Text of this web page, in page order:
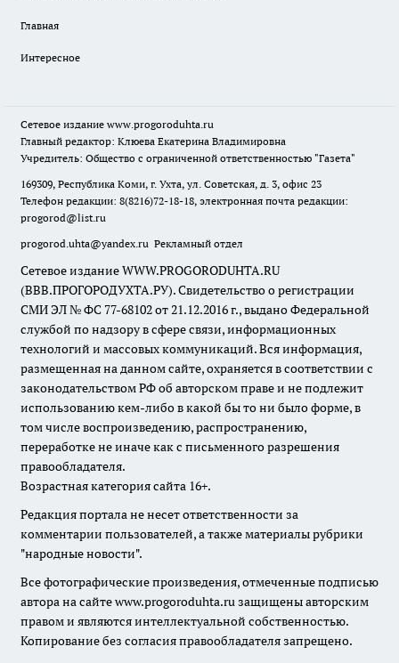
Главная
Интересное
Сетевое издание www.progoroduhta.ru
Главный редактор: Клюева Екатерина Владимировна
Учредитель: Общество с ограниченной ответственностью "Газета"
169309, Республика Коми, г. Ухта, ул. Советская, д. 3, офис 23
Телефон редакции: 8(8216)72-18-18, электронная почта редакции:
progorod@list.ru
progorod.uhta@yandex.ru Рекламный отдел
Сетевое издание WWW.PROGORODUHTA.RU
(ВВВ.ПРОГОРОДУХТА.РУ). Свидетельство о регистрации
СМИ ЭЛ № ФС 77-68102 от 21.12.2016 г., выдано Федеральной
службой по надзору в сфере связи, информационных
технологий и массовых коммуникаций. Вся информация,
размещенная на данном сайте, охраняется в соответствии с
законодательством РФ об авторском праве и не подлежит
использованию кем-либо в какой бы то ни было форме, в
том числе воспроизведению, распространению,
переработке не иначе как с письменного разрешения
правообладателя.
Возрастная категория сайта 16+.
Редакция портала не несет ответственности за
комментарии пользователей, а также материалы рубрики
"народные новости".
Все фотографические произведения, отмеченные подписью
автора на сайте www.progoroduhta.ru защищены авторским
правом и являются интеллектуальной собственностью.
Копирование без согласия правообладателя запрещено.